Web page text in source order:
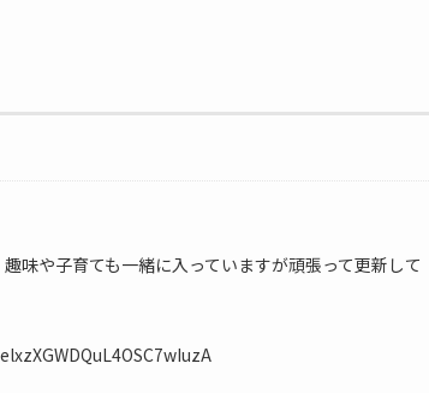
味や子育ても一緒に入っていますが頑張って更新して